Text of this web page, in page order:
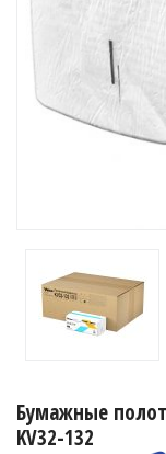
Бумажные
KV32-132